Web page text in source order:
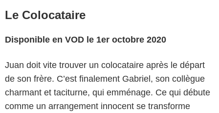
Le Colocataire
Disponible en VOD le 1er octobre 2020
Juan doit vite trouver un colocataire après le départ
de son frère. C’est finalement Gabriel, son collègue
charmant et taciturne, qui emménage. Ce qui débute
comme un arrangement innocent se transforme